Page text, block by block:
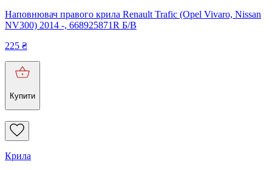
Наповнювач правого крила Renault Trafic (Opel Vivaro, Nissan
NV300) 2014 -, 668925871R Б/В
225 ₴
Купити
Крила